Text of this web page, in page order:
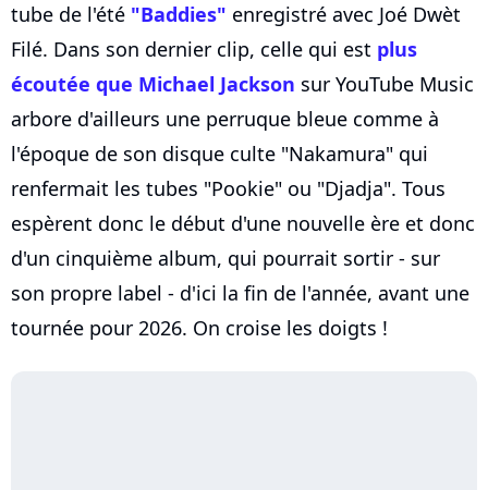
tube de l'été "Baddies" enregistré avec Joé Dwèt
Filé. Dans son dernier clip, celle qui est plus
écoutée que Michael Jackson sur YouTube Music
arbore d'ailleurs une perruque bleue comme à
l'époque de son disque culte "Nakamura" qui
renfermait les tubes "Pookie" ou "Djadja". Tous
espèrent donc le début d'une nouvelle ère et donc
d'un cinquième album, qui pourrait sortir - sur
son propre label - d'ici la fin de l'année, avant une
tournée pour 2026. On croise les doigts !